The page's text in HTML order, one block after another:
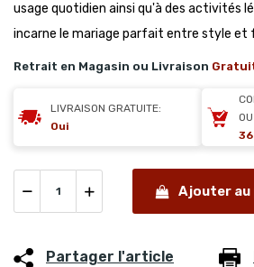
usage quotidien ainsi qu'à des activités
incarne le mariage parfait entre style et
Retrait en Magasin ou Livraison
LIVRAISON GRATUITE:
Oui
Ajouter au
Partager l'article